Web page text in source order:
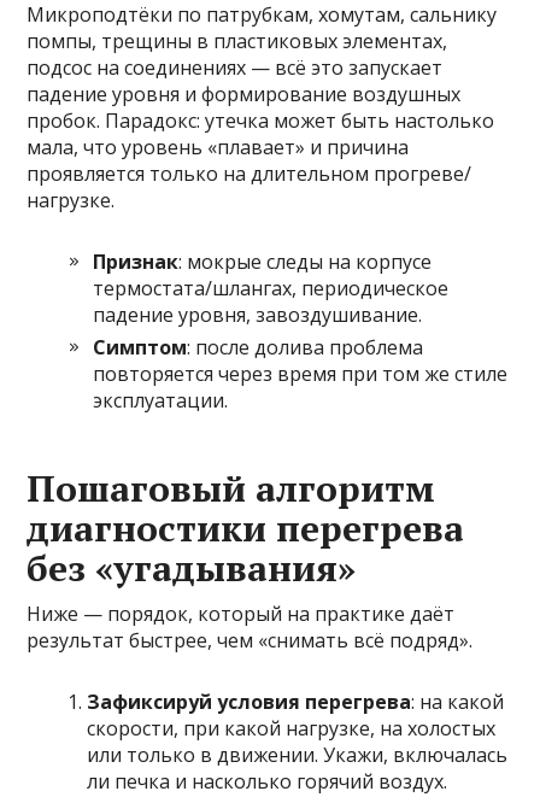
Микроподтёки по патрубкам, хомутам, сальнику
помпы, трещины в пластиковых элементах,
подсос на соединениях — всё это запускает
падение уровня и формирование воздушных
пробок. Парадокс: утечка может быть настолько
мала, что уровень «плавает» и причина
проявляется только на длительном прогреве/
нагрузке.
Признак: мокрые следы на корпусе
термостата/шлангах, периодическое
падение уровня, завоздушивание.
Симптом: после долива проблема
повторяется через время при том же стиле
эксплуатации.
Пошаговый алгоритм
диагностики перегрева
без «угадывания»
Ниже — порядок, который на практике даёт
результат быстрее, чем «снимать всё подряд».
Зафиксируй условия перегрева: на какой
скорости, при какой нагрузке, на холостых
или только в движении. Укажи, включалась
ли печка и насколько горячий воздух.